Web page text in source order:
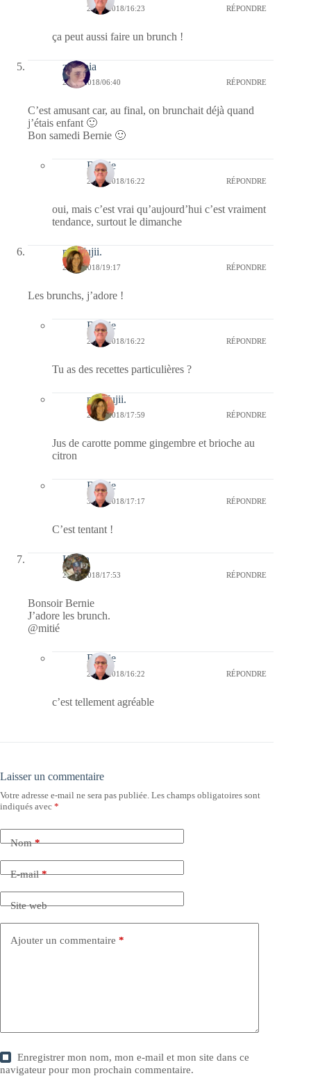
26/08/2018/16:23 RÉPONDRE
ça peut aussi faire un brunch !
zenopia
25/08/2018/06:40 RÉPONDRE
C’est amusant car, au final, on brunchait déjà quand
j’étais enfant 🙂
Bon samedi Bernie 🙂
Bernie
26/08/2018/16:22 RÉPONDRE
oui, mais c’est vrai qu’aujourd’hui c’est vraiment
tendance, surtout le dimanche
missfujii.
24/08/2018/19:17 RÉPONDRE
Les brunchs, j’adore !
Bernie
26/08/2018/16:22 RÉPONDRE
Tu as des recettes particulières ?
missfujii.
26/08/2018/17:59 RÉPONDRE
Jus de carotte pomme gingembre et brioche au
citron
Bernie
30/08/2018/17:17 RÉPONDRE
C’est tentant !
Kévin
24/08/2018/17:53 RÉPONDRE
Bonsoir Bernie
J’adore les brunch.
@mitié
Bernie
26/08/2018/16:22 RÉPONDRE
c’est tellement agréable
Laisser un commentaire
Votre adresse e-mail ne sera pas publiée. Les champs obligatoires sont
indiqués avec *
Nom*
E-mail*
Site web
Ajouter un commentaire *
Enregistrer mon nom, mon e-mail et mon site dans ce
navigateur pour mon prochain commentaire.